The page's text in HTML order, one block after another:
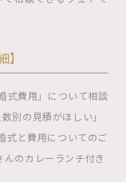
式費用」について相談
別の見積がほしい」
式と費用についてのご
んのカレーランチ付き